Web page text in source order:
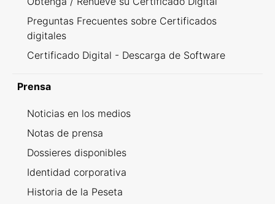
Preguntas Frecuentes sobre Certificados
digitales
Certificado Digital - Descarga de Software
Prensa
Noticias en los medios
Notas de prensa
Dossieres disponibles
Identidad corporativa
Historia de la Peseta